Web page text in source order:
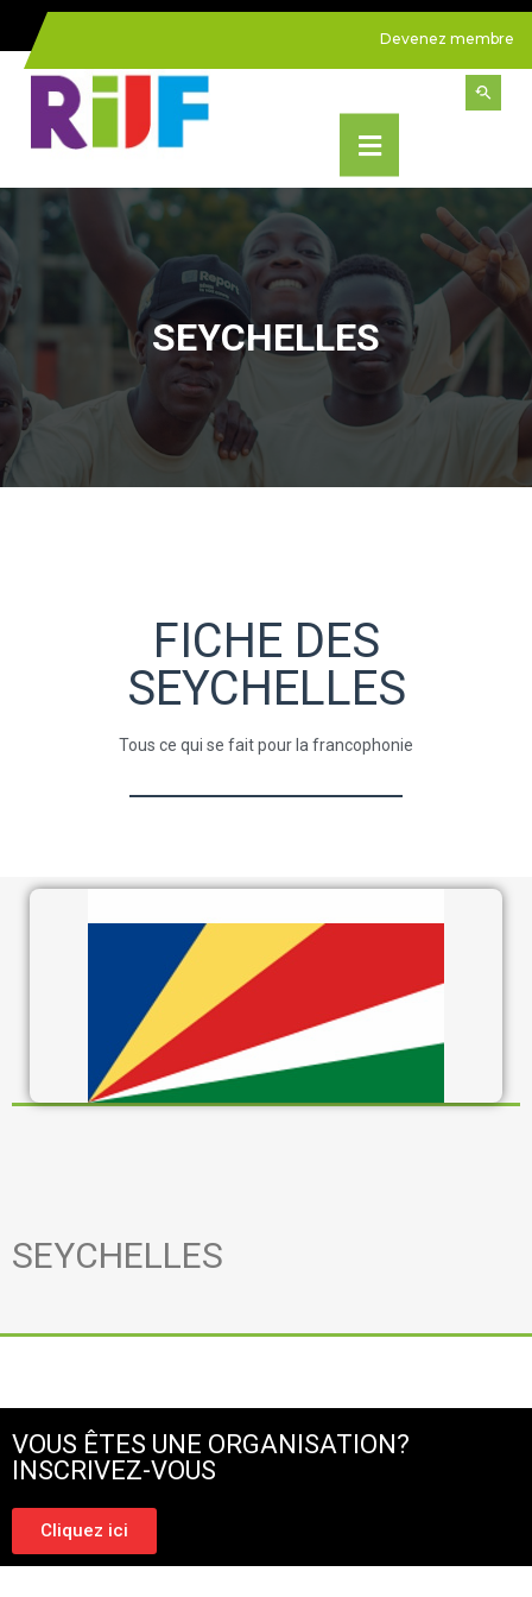
Devenez membre
SEYCHELLES
FICHE DES
SEYCHELLES
Tous ce qui se fait pour la francophonie
SEYCHELLES
VOUS ÊTES UNE ORGANISATION?
INSCRIVEZ-VOUS
Cliquez ici